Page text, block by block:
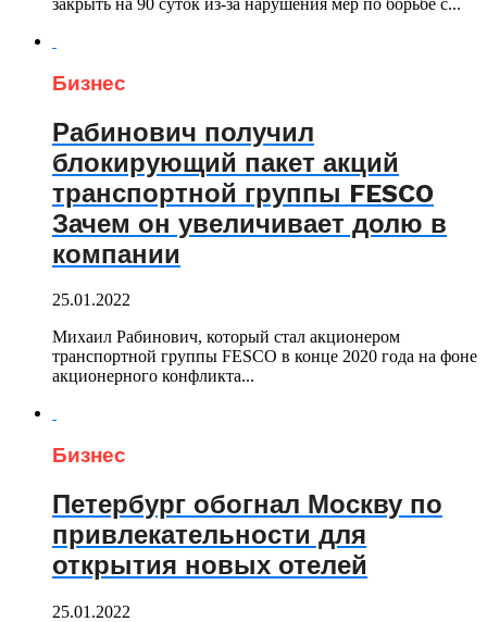
закрыть на 90 суток из-за нарушения мер по борьбе с...
Бизнес
Рабинович получил
блокирующий пакет акций
транспортной группы FESCO
Зачем он увеличивает долю в
компании
25.01.2022
Михаил Рабинович, который стал акционером
транспортной группы FESCO в конце 2020 года на фоне
акционерного конфликта...
Бизнес
Петербург обогнал Москву по
привлекательности для
открытия новых отелей
25.01.2022